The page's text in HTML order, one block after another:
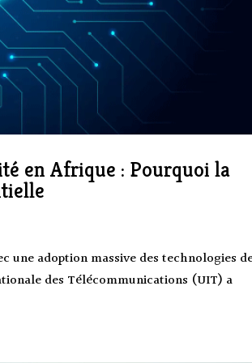
en Afrique : Pourquoi la
une adoption massive des technologies
des Télécommunications (UIT) a